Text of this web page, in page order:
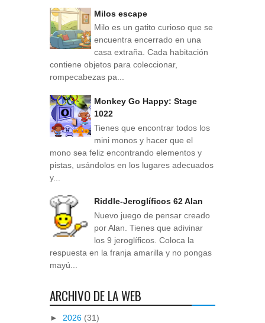
Milos escape
Milo es un gatito curioso que se
encuentra encerrado en una
casa extraña. Cada habitación
contiene objetos para coleccionar,
rompecabezas pa...
Monkey Go Happy: Stage
1022
Tienes que encontrar todos los
mini monos y hacer que el
mono sea feliz encontrando elementos y
pistas, usándolos en los lugares adecuados
y...
Riddle-Jeroglíficos 62 Alan
Nuevo juego de pensar creado
por Alan. Tienes que adivinar
los 9 jeroglíficos. Coloca la
respuesta en la franja amarilla y no pongas
mayú...
ARCHIVO DE LA WEB
► 2026 (31)